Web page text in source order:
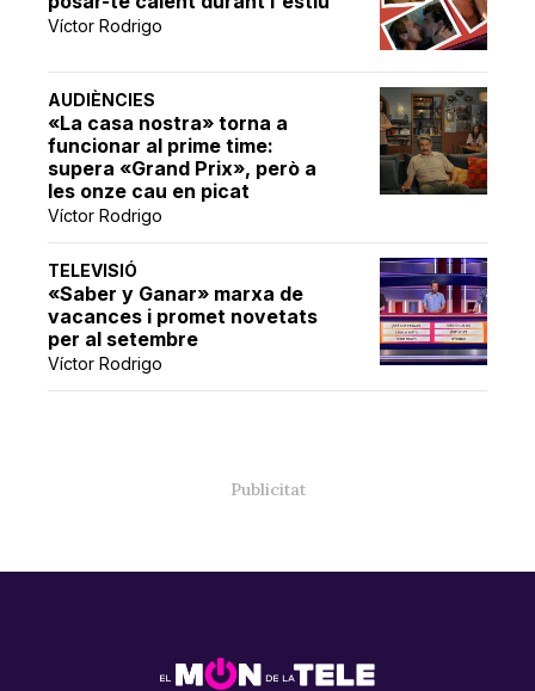
Víctor Rodrigo
AUDIÈNCIES
«La casa nostra» torna a
funcionar al prime time:
supera «Grand Prix», però a
les onze cau en picat
Víctor Rodrigo
TELEVISIÓ
«Saber y Ganar» marxa de
vacances i promet novetats
per al setembre
Víctor Rodrigo